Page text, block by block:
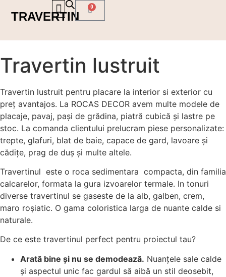
TRAVERTIN
0
Travertin lustruit
Travertin lustruit pentru placare la interior si exterior cu
preț avantajos. La ROCAS DECOR avem multe modele de
placaje, pavaj, pași de grădina, piatră cubică și lastre pe
stoc. La comanda clientului prelucram piese personalizate:
trepte, glafuri, blat de baie, capace de gard, lavoare și
cădițe, prag de duș și multe altele.
Travertinul este o roca sedimentara compacta, din familia
calcarelor, formata la gura izvoarelor termale. In tonuri
diverse travertinul se gaseste de la alb, galben, crem,
maro roșiatic. O gama coloristica larga de nuante calde si
naturale.
De ce este travertinul perfect pentru proiectul tau?
Arată bine și nu se demodează. Nuanțele sale calde
și aspectul unic fac gardul să aibă un stil deosebit,